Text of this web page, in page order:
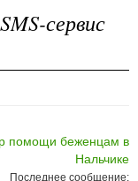
сервис
помощи беженцам в
Нальчике
Последнее сообщение: